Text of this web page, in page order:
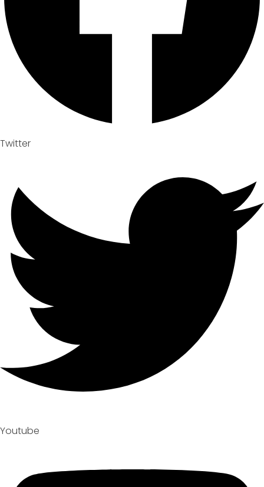
Twitter
Youtube